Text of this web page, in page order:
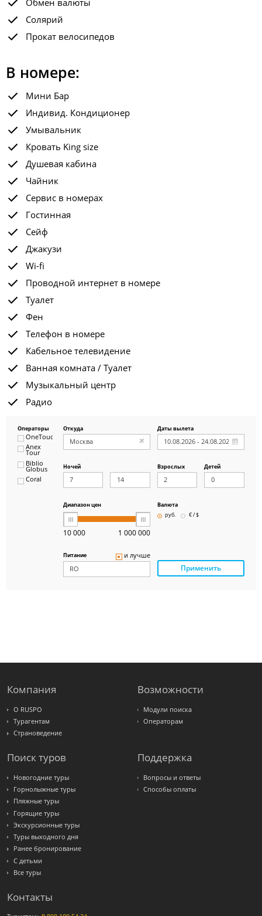
Обмен валюты
Солярий
Прокат велосипедов
В номере:
Мини Бар
Индивид. Кондиционер
Умывальник
Кровать King size
Душевая кабина
Чайник
Сервис в номерах
Гостинная
Сейф
Джакузи
Wi-fi
Проводной интернет в номере
Туалет
Фен
Телефон в номере
Кабельное телевидение
Ванная комната / Туалет
Музыкальный центр
Радио
Операторы
OneTouch&Travel
Anex
Tour
Biblio
Globus
Coral
Интурист
Откуда Даты вылета
Ночей Взрослых Детей
Диапазон цен
10 000 1 000 000
Валюта
руб.
€ / $
Питание и лучше
Применить
Компания
О RUSPO
Турагентам
Страноведение
Возможности
Модули поиска
Операторам
Поиск туров
Новогодние туры
Горнолыжные туры
Пляжные туры
Горящие туры
Экскурсионные туры
Туры выходного дня
Ранее бронирование
С детьми
Все туры
Поддержка
Вопросы и ответы
Способы оплаты
Контакты